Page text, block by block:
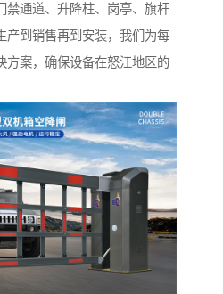
禁通道、升降柱、岗亭、旗杆
产到销售再到安装，我们为每
方案，确保设备在怒江地区的